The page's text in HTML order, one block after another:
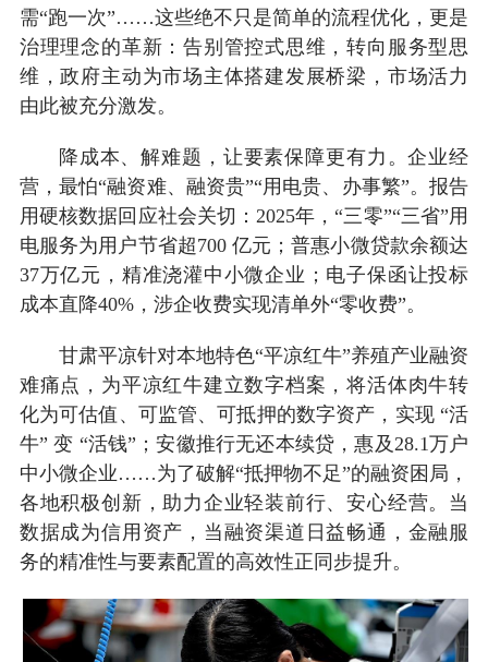
需“跑一次”……这些绝不只是简单的流程优化，更是
治理理念的革新：告别管控式思维，转向服务型思
维，政府主动为市场主体搭建发展桥梁，市场活力
由此被充分激发。
降成本、解难题，让要素保障更有力。企业经
营，最怕“融资难、融资贵”“用电贵、办事繁”。报告
用硬核数据回应社会关切：2025年，“三零”“三省”用
电服务为用户节省超700 亿元；普惠小微贷款余额达
37万亿元，精准浇灌中小微企业；电子保函让投标
成本直降40%，涉企收费实现清单外“零收费”。
甘肃平凉针对本地特色“平凉红牛”养殖产业融资
难痛点，为平凉红牛建立数字档案，将活体肉牛转
化为可估值、可监管、可抵押的数字资产，实现 “活
牛” 变 “活钱”；安徽推行无还本续贷，惠及28.1万户
中小微企业……为了破解“抵押物不足”的融资困局，
各地积极创新，助力企业轻装前行、安心经营。当
数据成为信用资产，当融资渠道日益畅通，金融服
务的精准性与要素配置的高效性正同步提升。